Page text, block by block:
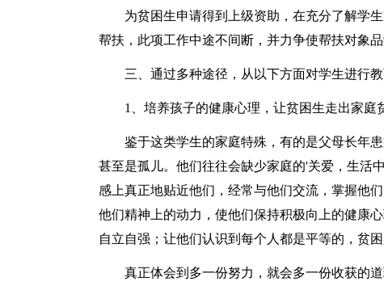
为贫困生申请得到上级资助，在充分了解学
帮扶，此项工作中途不间断，并力争使帮扶对象
三、通过多种途径，从以下方面对学生进行
1、培养孩子的健康心理，让贫困生走出家庭
鉴于这类学生的家庭特殊，有的是父母长年
甚至是孤儿。他们往往会缺少家庭的'关爱，生活
感上真正地贴近他们，经常与他们交流，掌握他
他们精神上的动力，使他们保持积极向上的健康
自立自强；让他们认识到每个人都是平等的，贫
真正体会到多一份努力，就会多一份收获的